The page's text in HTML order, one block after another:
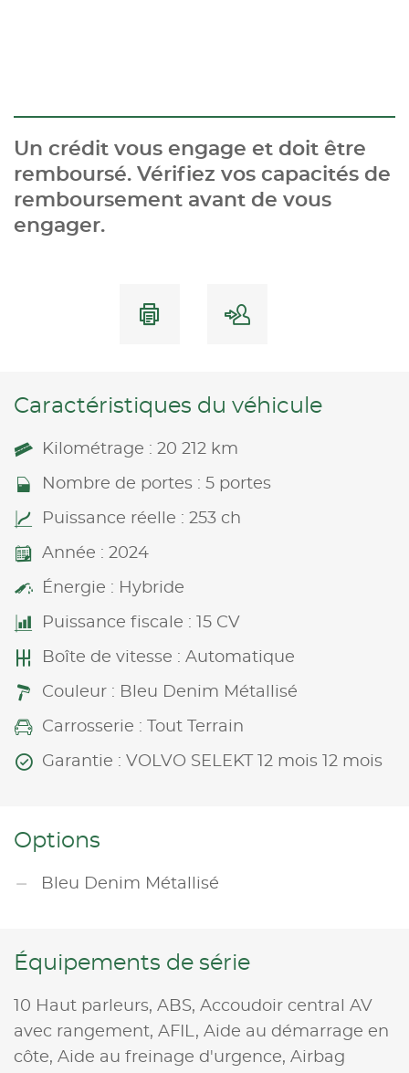
Un crédit vous engage et doit être
remboursé. Vérifiez vos capacités de
remboursement avant de vous
engager.
Caractéristiques du véhicule
Kilométrage : 20 212 km
Nombre de portes : 5 portes
Puissance réelle : 253 ch
Année : 2024
Énergie : Hybride
Puissance fiscale : 15 CV
Boîte de vitesse : Automatique
Couleur : Bleu Denim Métallisé
Carrosserie : Tout Terrain
Garantie : VOLVO SELEKT 12 mois 12 mois
Options
Bleu Denim Métallisé
Équipements de série
10 Haut parleurs, ABS, Accoudoir central AV
avec rangement, AFIL, Aide au démarrage en
côte, Aide au freinage d'urgence, Airbag